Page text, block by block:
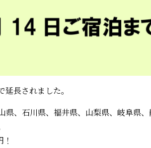
長されました。
県、石川県、福井県、山梨県、岐阜県、